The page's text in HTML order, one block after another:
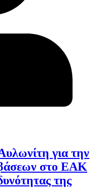
για την
στο ΕΑΚ
της